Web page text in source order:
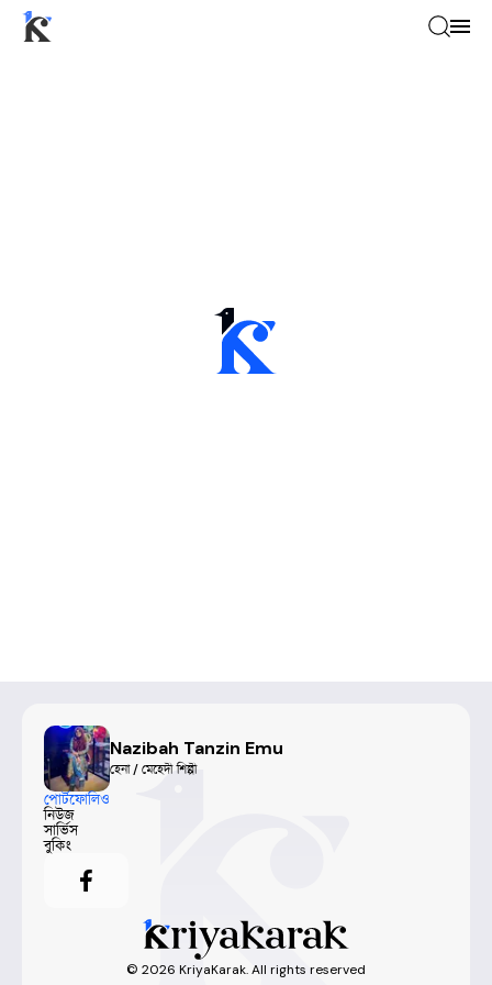
Nazibah Tanzin Emu
হেনা / মেহেদী শিল্পী
পোর্টফোলিও
নিউজ
সার্ভিস
বুকিং
© 2026 KriyaKarak. All rights reserved